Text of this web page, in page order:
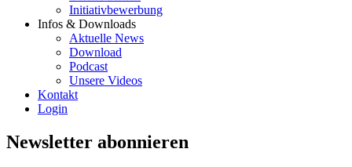
Initiativbewerbung
Infos & Downloads
Aktuelle News
Download
Podcast
Unsere Videos
Kontakt
Login
Newsletter abonnieren